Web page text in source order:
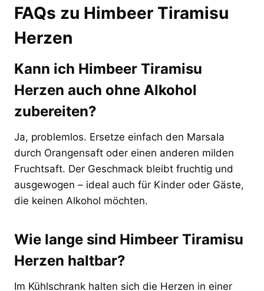
FAQs zu Himbeer Tiramisu
Herzen
Kann ich Himbeer Tiramisu
Herzen auch ohne Alkohol
zubereiten?
Ja, problemlos. Ersetze einfach den Marsala
durch Orangensaft oder einen anderen milden
Fruchtsaft. Der Geschmack bleibt fruchtig und
ausgewogen – ideal auch für Kinder oder Gäste,
die keinen Alkohol möchten.
Wie lange sind Himbeer Tiramisu
Herzen haltbar?
Im Kühlschrank halten sich die Herzen in einer